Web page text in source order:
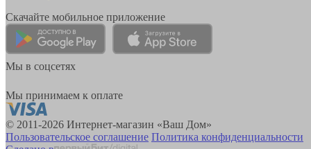
Скачайте мобильное приложение
Мы в соцсетях
Мы принимаем к оплате
© 2011-2026 Интернет-магазин «Ваш Дом»
Пользовательское соглашение Политика конфиденциальности